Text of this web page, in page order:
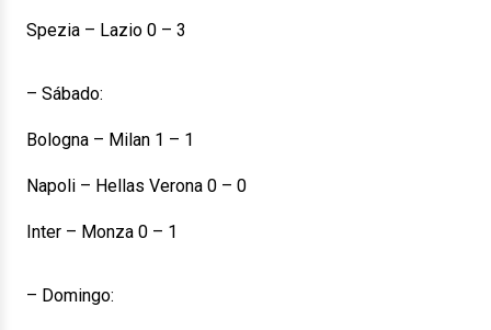
Spezia – Lazio 0 – 3
– Sábado:
Bologna – Milan 1 – 1
Napoli – Hellas Verona 0 – 0
Inter – Monza 0 – 1
– Domingo: